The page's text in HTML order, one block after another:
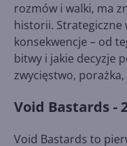
rozmów i walki, ma
historii. Strategiczne
konsekwencje – od
bitwy i jakie decyzje
zwycięstwo,
Void Bastards -
Void Bastards to